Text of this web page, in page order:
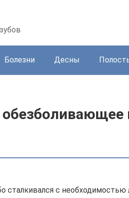
Болезни Десны
сталкивался с необходимостью